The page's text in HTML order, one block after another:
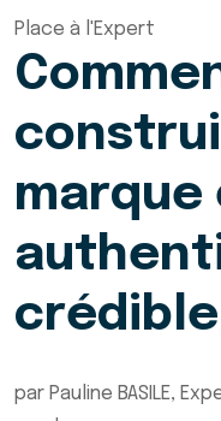
Place à l'Expert
marque
crédible
par Pauline BASILE,